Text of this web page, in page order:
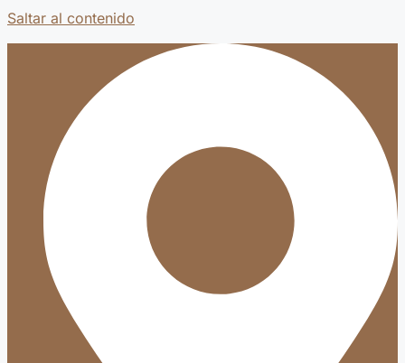
Saltar al contenido